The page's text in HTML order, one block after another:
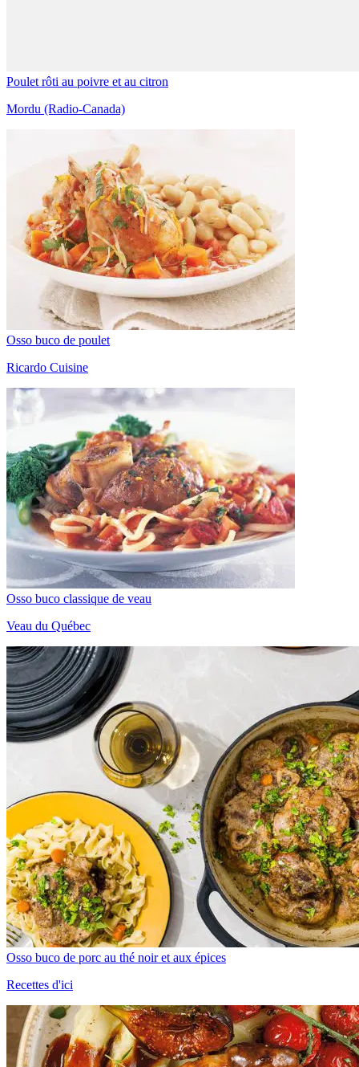
Poulet rôti au poivre et au citron
Mordu (Radio-Canada)
Osso buco de poulet
Ricardo Cuisine
Osso buco classique de veau
Veau du Québec
Osso buco de porc au thé noir et aux épices
Recettes d'ici